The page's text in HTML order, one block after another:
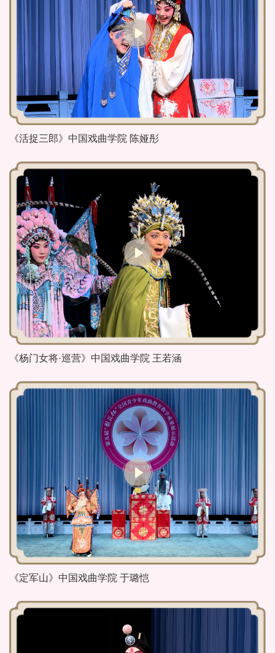
《活捉三郎》中国戏曲学院 陈娅彤
《杨门女将·巡营》中国戏曲学院 王若涵
《定军山》中国戏曲学院 于璐恺